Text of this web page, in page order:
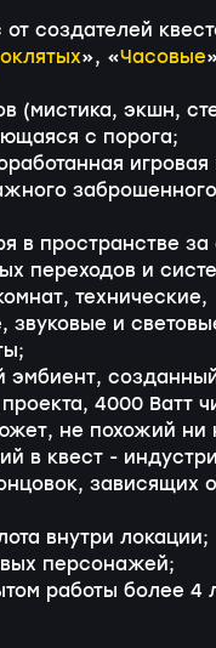
создателей
», «Часовые
(мистика, экшн,
с порога;
в пространстве за
переходов и
технические,
звуковые и
эмбиент,
4000 Ватт
не похожий ни
в квест -
зависящих
внутри локации;
персонажей;
работы более 4